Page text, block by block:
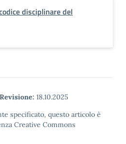
disciplinare del
Revisione: 18.10.2025
specificato, questo articolo è
Creative Commons